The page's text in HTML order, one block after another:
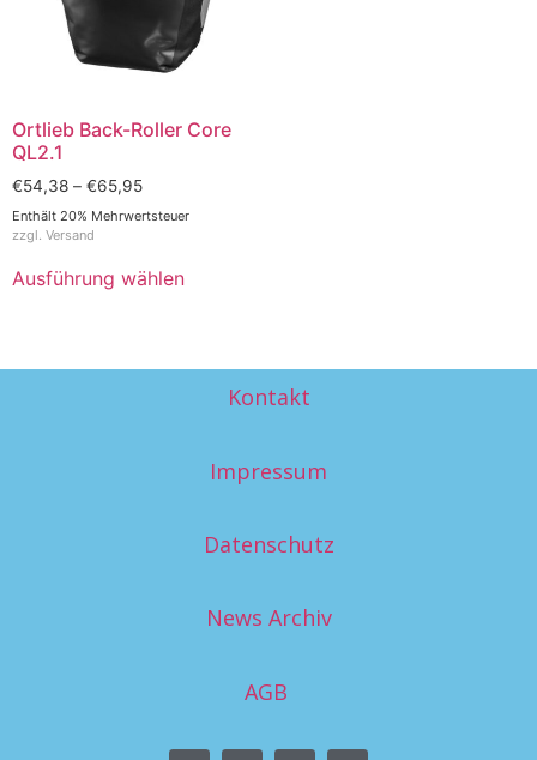
Ortlieb Back-Roller Core
QL2.1
€54,38 – €65,95
Enthält 20% Mehrwertsteuer
zzgl. Versand
Ausführung wählen
Kontakt
Impressum
Datenschutz
News Archiv
AGB